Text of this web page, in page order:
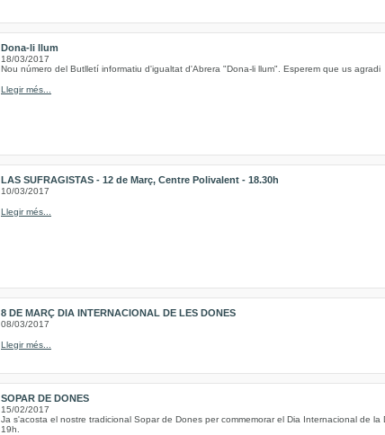
Dona-li llum
18/03/2017
Nou número del Butlletí informatiu d'igualtat d'Abrera "Dona-li llum". Esperem que us agradi
Llegir més...
LAS SUFRAGISTAS - 12 de Març, Centre Polivalent - 18.30h
10/03/2017
Llegir més...
8 DE MARÇ DIA INTERNACIONAL DE LES DONES
08/03/2017
Llegir més...
SOPAR DE DONES
15/02/2017
Ja s'acosta el nostre tradicional Sopar de Dones per commemorar el Dia Internacional de
19h.